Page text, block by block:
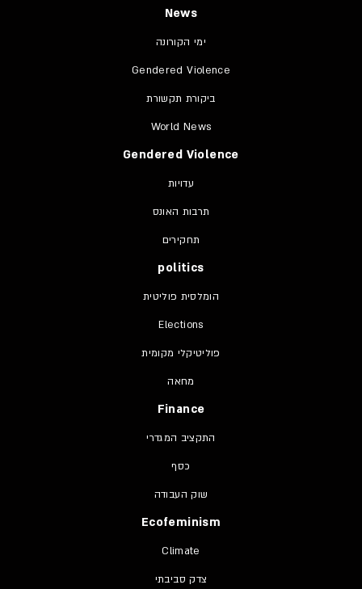
News
ימי הקורונה
Gendered Violence
ביקורת תקשורת
World News
Gendered Violence
עדויות
תרבות האונס
תחקירים
politics
הומלסית פוליטית
Elections
פוליטיקלי מקומית
מחאה
Finance
התקציב המגדרי
כסף
שוק העבודה
Ecofeminism
Climate
צדק סביבתי